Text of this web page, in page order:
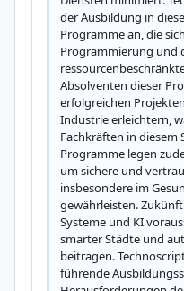
der Ausbildung in
Programme an, die
Programmierung und
Absolventen dieser
erfolgreichen
Industrie erleichtern,
Fachkräften in diesem
Programme legen
um sichere und
insbesondere im
gewährleisten.
Systeme und KI
smarter Städte und
beitragen.
führende